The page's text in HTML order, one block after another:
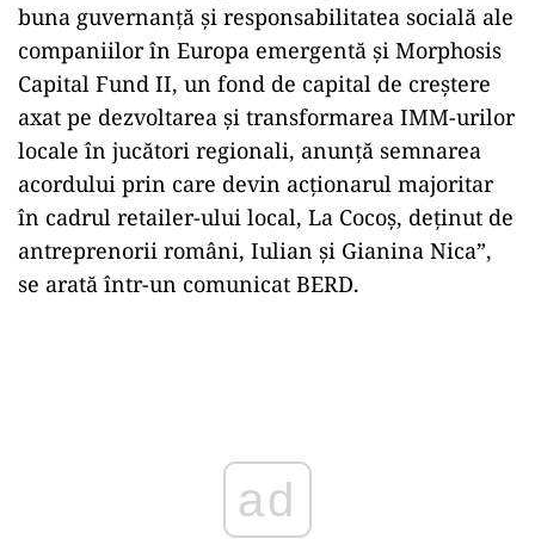
buna guvernanţă şi responsabilitatea socială ale
companiilor în Europa emergentă şi Morphosis
Capital Fund II, un fond de capital de creştere
axat pe dezvoltarea şi transformarea IMM-urilor
locale în jucători regionali, anunţă semnarea
acordului prin care devin acţionarul majoritar
în cadrul retailer-ului local, La Cocoş, deţinut de
antreprenorii români, Iulian şi Gianina Nica”,
se arată într-un comunicat BERD.